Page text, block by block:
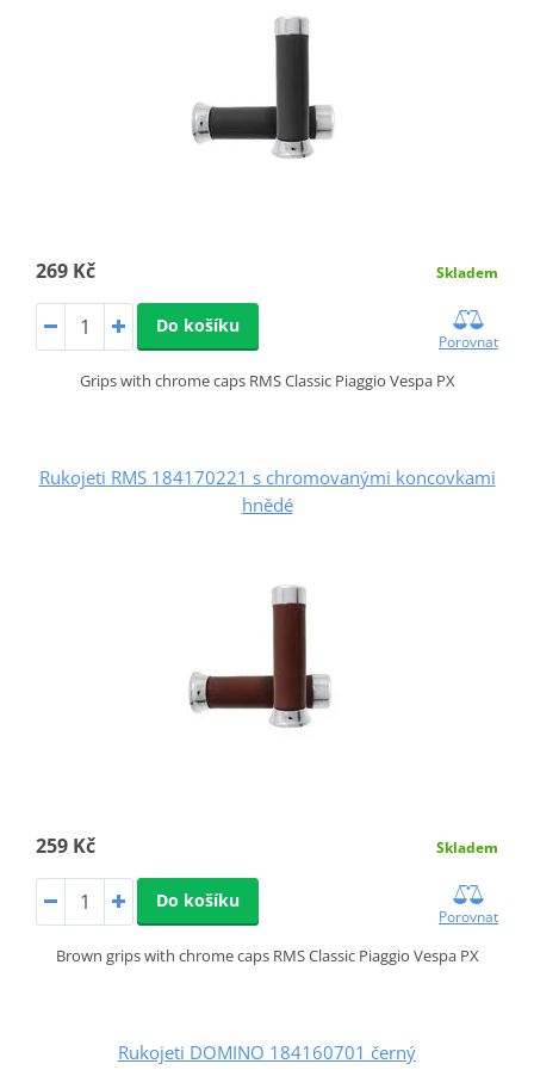
269 Kč Skladem
Do košíku
Porovnat
Grips with chrome caps RMS Classic Piaggio Vespa PX
Rukojeti RMS 184170221 s chromovanými koncovkami
hnědé
259 Kč Skladem
Do košíku
Porovnat
Brown grips with chrome caps RMS Classic Piaggio Vespa PX
Rukojeti DOMINO 184160701 černý